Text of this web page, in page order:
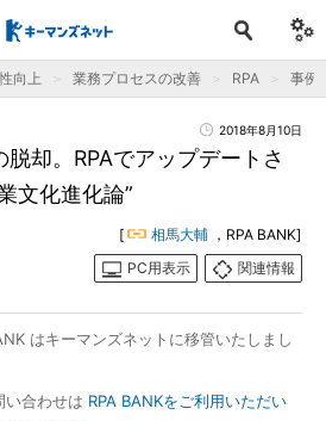
向上 業務プロセスの改善 RPA 事例
2018年8月10日
脱却。RPAでアップデートさ
文化進化論”
[ 相馬大輔 ，RPA BANK]
PC用表示
関連情報
はキーマンズネットに移管いたしまし
い合わせは RPA BANKをご利用いただい